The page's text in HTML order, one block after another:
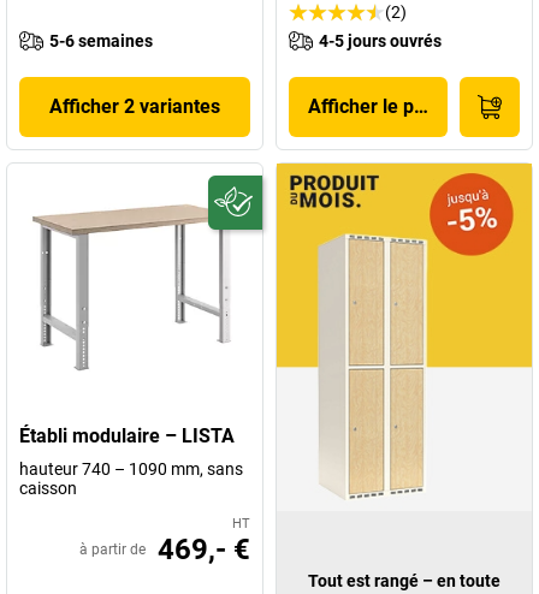
5-6 semaines
Afficher 2 variantes
(2)
4-5 jours ouvrés
Afficher le produit
Établi modulaire – LISTA
hauteur 740 – 1090 mm, sans
caisson
HT
à partir de 469,- €
Tout est rangé – en toute